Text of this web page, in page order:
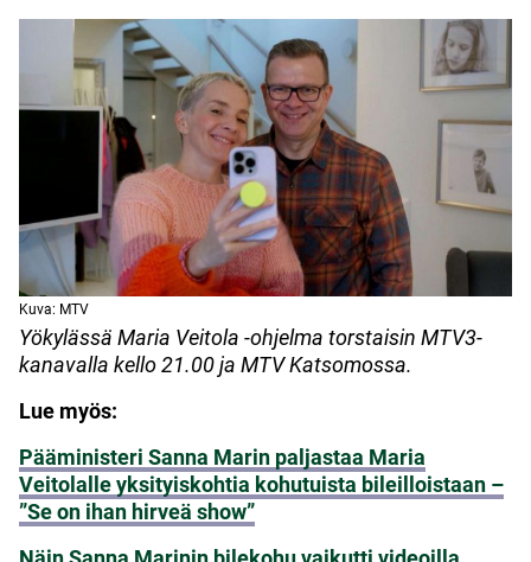
Kuva: MTV
Yökylässä Maria Veitola -ohjelma torstaisin MTV3-
kanavalla kello 21.00 ja MTV Katsomossa.
Lue myös:
Pääministeri Sanna Marin paljastaa Maria
Veitolalle yksityiskohtia kohutuista bileilloistaan –
”Se on ihan hirveä show”